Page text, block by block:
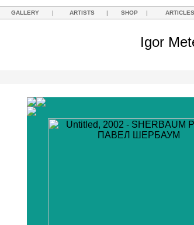
GALLERY | ARTISTS | SHOP | ARTICLES
Igor